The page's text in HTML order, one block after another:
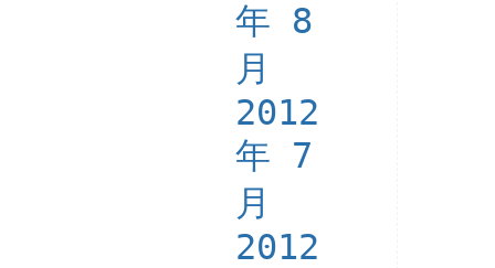
年 8
月
2012
年 7
月
2012